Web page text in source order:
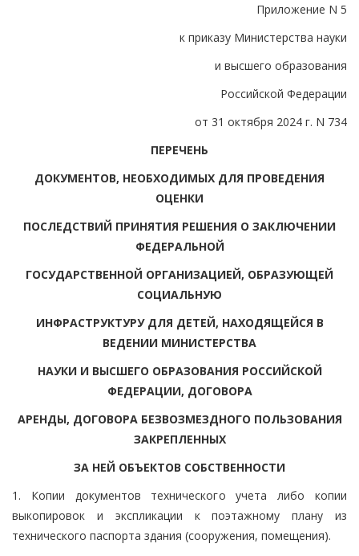
Приложение N 5
к приказу Министерства науки
и высшего образования
Российской Федерации
от 31 октября 2024 г. N 734
ПЕРЕЧЕНЬ
ДОКУМЕНТОВ, НЕОБХОДИМЫХ ДЛЯ ПРОВЕДЕНИЯ
ОЦЕНКИ
ПОСЛЕДСТВИЙ ПРИНЯТИЯ РЕШЕНИЯ О ЗАКЛЮЧЕНИИ
ФЕДЕРАЛЬНОЙ
ГОСУДАРСТВЕННОЙ ОРГАНИЗАЦИЕЙ, ОБРАЗУЮЩЕЙ
СОЦИАЛЬНУЮ
ИНФРАСТРУКТУРУ ДЛЯ ДЕТЕЙ, НАХОДЯЩЕЙСЯ В
ВЕДЕНИИ МИНИСТЕРСТВА
НАУКИ И ВЫСШЕГО ОБРАЗОВАНИЯ РОССИЙСКОЙ
ФЕДЕРАЦИИ, ДОГОВОРА
АРЕНДЫ, ДОГОВОРА БЕЗВОЗМЕЗДНОГО ПОЛЬЗОВАНИЯ
ЗАКРЕПЛЕННЫХ
ЗА НЕЙ ОБЪЕКТОВ СОБСТВЕННОСТИ
1. Копии документов технического учета либо копии
выкопировок и экспликации к поэтажному плану из
технического паспорта здания (сооружения, помещения).